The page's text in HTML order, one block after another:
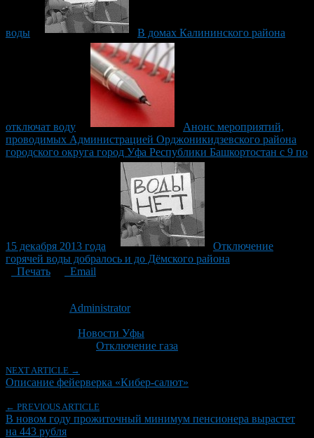
воды В домах Калининского района
отключат воду
Анонс мероприятий,
проводимых Администрацией Орджоникидзевского района
городского округа город Уфа Республики Башкортостан с 9 по
15 декабря 2013 года
Отключение
горячей воды добралось и до Дёмского района
Печать
Email
Administrator
Новости Уфы
Отключение газа
NEXT ARTICLE →
Описание фейерверка «Кибер-салют»
← PREVIOUS ARTICLE
В новом году прожиточный минимум пенсионера вырастет
на 443 рубля